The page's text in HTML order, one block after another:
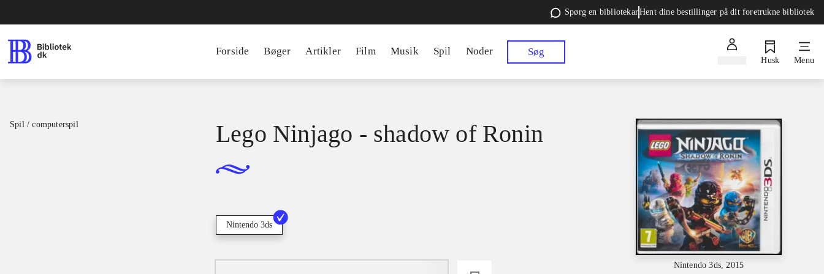
Spørg en bibliotekarHent dine bestillinger på dit foretrukne bibliotek
Forside Bøger Artikler Film Musik Spil Noder Søg
Husk Menu
Spil / computerspil
Nintendo 3ds, 2015
Lego Ninjago - shadow of Ronin
Nintendo 3ds